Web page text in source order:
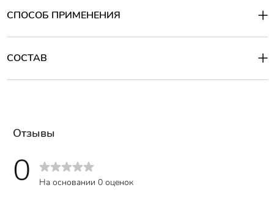
поверхность. Можно также использовать для сливного
отверстия и раковин. Благодаря концентрированному составу
Когда использовать
СПОСОБ ПРИМЕНЕНИЯ
Способ применения:
окружности, оставьте на 10-20 мин, почистить ершиком, смыть
водой.
СОСТАВ
Состав:
Отзывы
0 На основании 0 оценок